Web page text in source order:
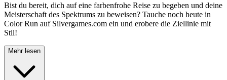
Bist du bereit, dich auf eine farbenfrohe Reise zu begeben und deine
Meisterschaft des Spektrums zu beweisen? Tauche noch heute in
Color Run auf Silvergames.com ein und erobere die Ziellinie mit
Stil!
Mehr lesen